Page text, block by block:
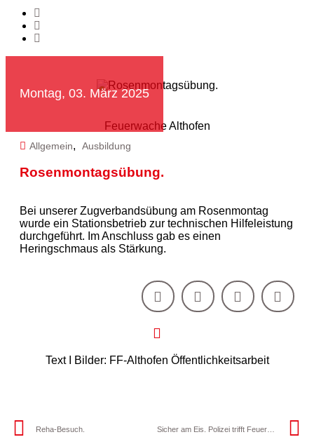
Montag, 03. März 2025
Feuerwache Althofen
Allgemein, Ausbildung
Rosenmontagsübung.
Bei unserer Zugverbandsübung am Rosenmontag
wurde ein Stationsbetrieb zur technischen Hilfeleistung
durchgeführt. Im Anschluss gab es einen
Heringschmaus als Stärkung.
Text I Bilder: FF-Althofen Öffentlichkeitsarbeit
Reha-Besuch. Sicher am Eis. Polizei trifft Feuerwehr.